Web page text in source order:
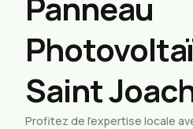
Saint
Profitez de l’expertise locale